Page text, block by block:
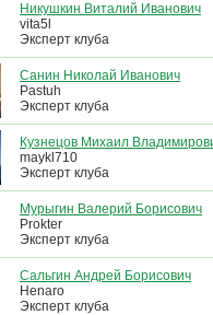
Никушкин Виталий Иванович
vita5l
Эксперт клуба
Санин Николай Иванович
Pastuh
Эксперт клуба
Кузнецов Михаил
maykl710
Эксперт клуба
Мурыгин Валерий Борисович
Prokter
Эксперт клуба
Сальгин Андрей Борисович
Henaro
Эксперт клуба